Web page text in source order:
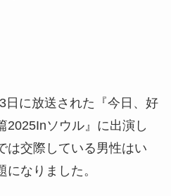
日に放送された『今日、好
2025Inソウル』に出演し
は交際している男性はい
なりました。